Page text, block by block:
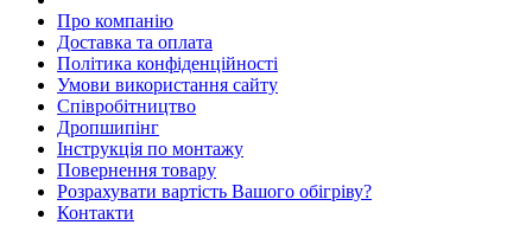
Про компанію
Доставка та оплата
Політика конфіденційності
Умови використання сайту
Співробітництво
Дропшипінг
Інструкція по монтажу
Повернення товару
Розрахувати вартість Вашого обігріву?
Контакти